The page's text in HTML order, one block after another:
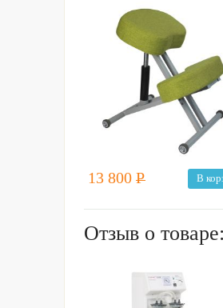
13 800 Р В
Отзыв о